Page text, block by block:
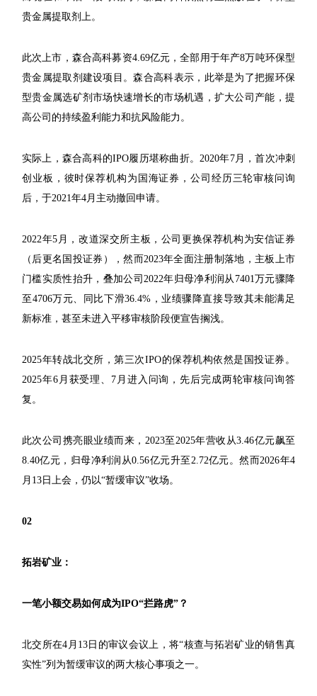
贵金属提取剂上。
此次上市，森合高科募资4.69亿元，全部用于年产8万吨环保型
贵金属提取剂建设项目。森合高科表示，此举是为了把握环保
型贵金属选矿剂市场快速增长的市场机遇，扩大公司产能，提
高公司的持续盈利能力和抗风险能力。
实际上，森合高科的IPO履历堪称曲折。2020年7月，首次冲刺
创业板，彼时保荐机构为国海证券，公司经历三轮审核问询
后，于2021年4月主动撤回申请。
2022年5月，改道深交所主板，公司更换保荐机构为安信证券
（后更名国投证券），然而2023年全面注册制落地，主板上市
门槛实质性抬升，叠加公司2022年归母净利润从7401万元骤降
至4706万元、同比下滑36.4%，业绩骤降直接导致其未能满足
新标准，甚至未进入平移审核阶段便宣告搁浅。
2025年转战北交所，第三次IPO的保荐机构依然是国投证券。
2025年6月获受理、7月进入问询，先后完成两轮审核问询答
复。
此次公司携亮眼业绩而来，2023至2025年营收从3.46亿元飙至
8.40亿元，归母净利润从0.56亿元升至2.72亿元。然而2026年4
月13日上会，仍以“暂缓审议”收场。
02
拓岩矿业：
一笔小额交易如何成为IPO“拦路虎”？
北交所在4月13日的审议会议上，将“核查与拓岩矿业的销售真
实性”列为暂缓审议的两大核心事项之一。